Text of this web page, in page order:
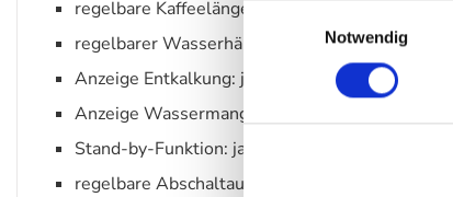
Einwilligungsauswahl
Notwendig
regelbare Kaffeelänge: ja
regelbarer Wasserhärtegrad: weich / mittel /
Anzeige Entkalkung: ja
Anzeige Wassermangel / Tank: ja
Stand-by-Funktion: ja
regelbare Abschaltautomatik: 10 mim. / 30 min.